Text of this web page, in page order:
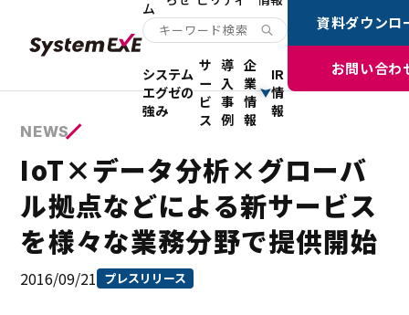
ム
システム
エグゼの
強み
サ
ー
ビ
ス
導
入
事
例
企
業
情
報
IR
情
報
資料ダウンロ
お問い合わ
NEWS
IoT×データ分析×グローバ
ル拠点などによる新サービス
を様々な業務分野で提供開始
2016/09/21 プレスリリース